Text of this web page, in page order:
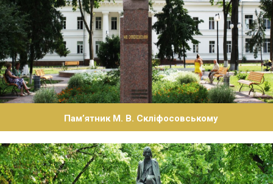
Пам’ятник М. В. Скліфосовському